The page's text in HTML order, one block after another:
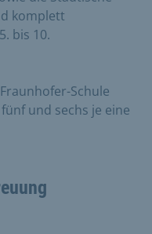
komplett
bis 10.
Schule
und sechs je eine